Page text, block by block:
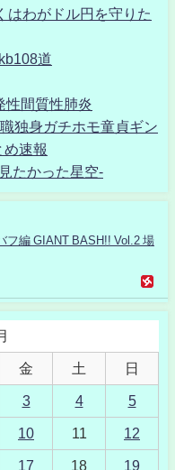
はわがドル円を守りた
道
間質性肺炎
独身ガチホモ童貞ギン
め速報
たかった星空-
フ編 GIANT BASH!! Vol.2 場
金 土 日
3 4 5
10 11 12
17 18 19